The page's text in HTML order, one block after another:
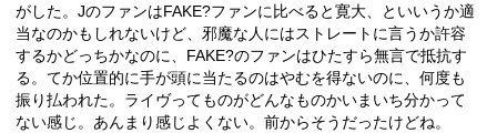
がした。JのファンはFAKE?ファンに比べると寛大、といいうか適
当なのかもしれないけど、邪魔な人にはストレートに言うか許容
するかどっちかなのに、FAKE?のファンはひたすら無言で抵抗す
る。てか位置的に手が頭に当たるのはやむを得ないのに、何度も
振り払われた。ライヴってものがどんなものかいまいち分かって
ない感じ。あんまり感じよくない。前からそうだったけどね。